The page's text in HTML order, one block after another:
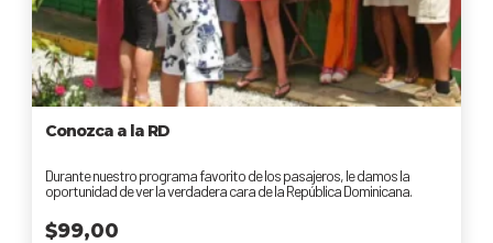
Conozca a la RD
Durante nuestro programa favorito de los pasajeros, le damos la
oportunidad de ver la verdadera cara de la República Dominicana.
$99,00